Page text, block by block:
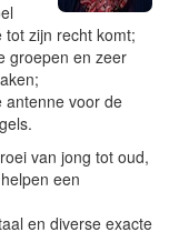
zijn recht komt;
groepen en zeer
antenne voor de
van jong tot oud,
een
en diverse exacte